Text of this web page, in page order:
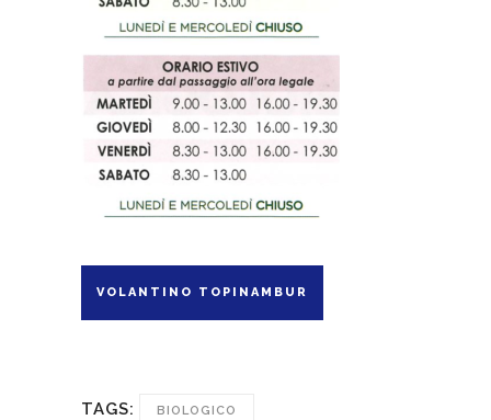
VOLANTINO TOPINAMBUR
TAGS: BIOLOGICO